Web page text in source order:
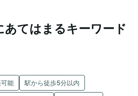
あてはまるキーワード
能 駅から徒歩5分以内